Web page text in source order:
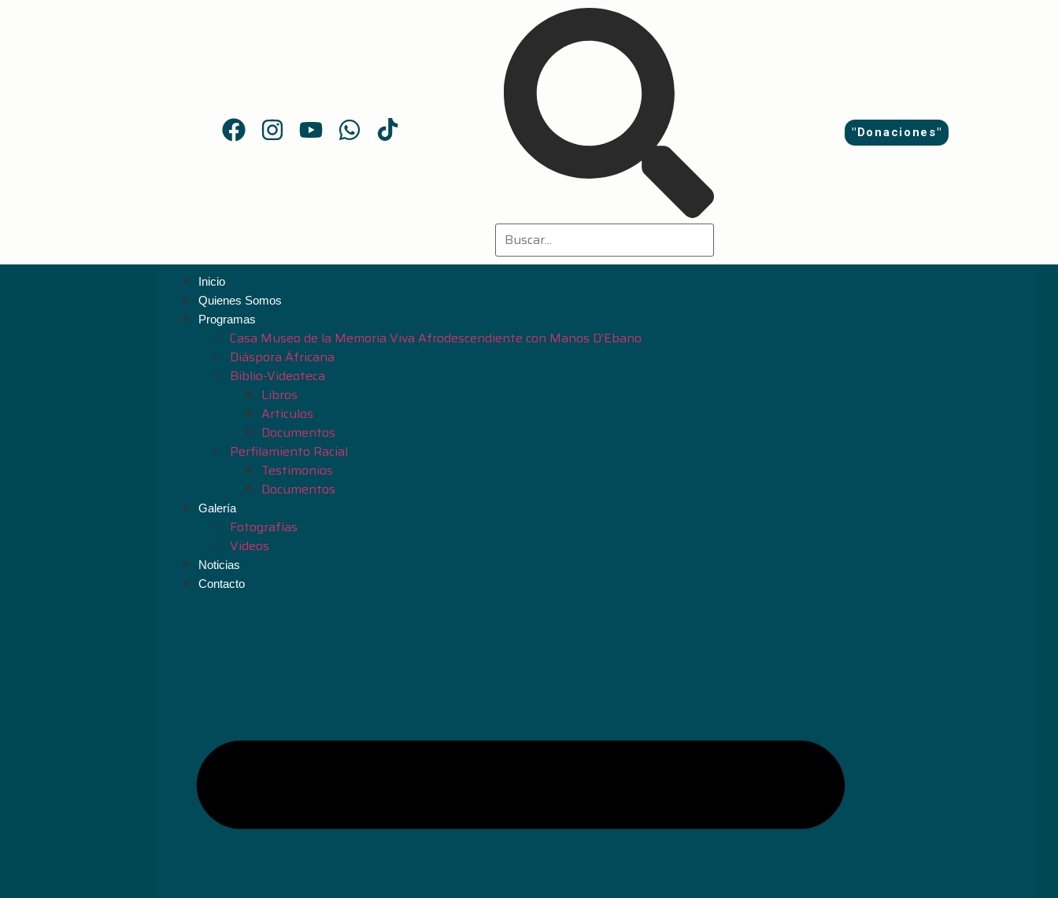
"Donaciones"
Inicio
Quienes Somos
Programas
Casa Museo de la Memoria Viva Afrodescendiente con Manos D’Ebano
Diáspora Áfricana
Biblio-Videoteca
Libros
Artículos
Documentos
Perfilamiento Racial
Testimonios
Documentos
Galería
Fotografías
Videos
Noticias
Contacto